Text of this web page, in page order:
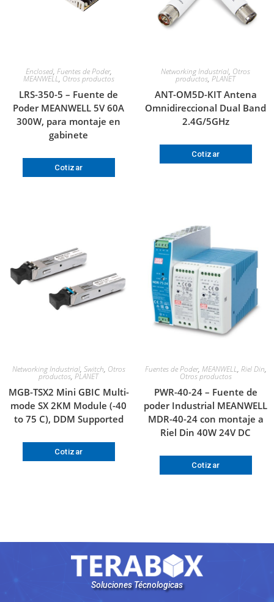
Enclosed, Fuentes de Poder,
MEANWELL, Otros productos
LRS-350-5 – Fuente de
Poder MEANWELL 5V 60A
300W, para montaje en
gabinete
Cotizar
Networking Industrial, Otros
productos, PLANET
ANT-OM5D-KIT Antena
Omnidireccional Dual Band
2.4G/5GHz
Cotizar
Networking Industrial, Switch, Otros
productos, PLANET
MGB-TSX2 Mini GBIC Multi-
mode SX 2KM Module (-40
to 75 C), DDM Supported
Cotizar
Fuentes de Poder, MEANWELL, Riel Din,
Otros productos
PWR-40-24 – Fuente de
poder Industrial MEANWELL
MDR-40-24 con montaje a
Riel Din 40W 24V DC
Cotizar
Soluciones Técnologicas